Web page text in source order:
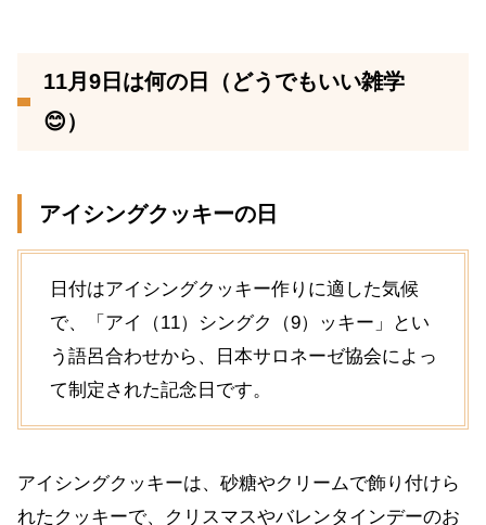
11月9日は何の日（どうでもいい雑学
😊）
アイシングクッキーの日
日付はアイシングクッキー作りに適した気候
で、「アイ（11）シングク（9）ッキー」とい
う語呂合わせから、日本サロネーゼ協会によっ
て制定された記念日です。
アイシングクッキーは、砂糖やクリームで飾り付けら
れたクッキーで、クリスマスやバレンタインデーのお